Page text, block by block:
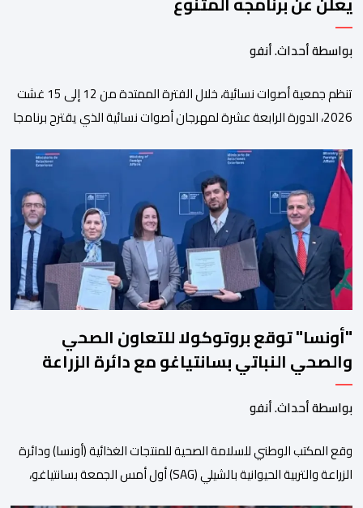
بواسطة أحداث. أنفو
تنظم جمعية أصوات نسائية، خلال الفترة الممتدة من 12 إلى 15 غشت
2026، الدورة الرابعة عشرة لمهرجان أصوات نسائية الذي يقترح برنامجا
الاجتماعية والتضامنية والإنسانية. ووفق بلاغ للمنظمين، تقترح هذه
الدورة، التي تنظم تحت الرعاية السامية لصاحب الجلالة الملك محمد
السادس، تحت شعار “سيدات البحر الأبيض المتوسط، […]
"أونسا" توقع بروتوكولا للتعاون الصحي
والصحي النباتي بسانتياغو مع دائرة الزراعة
وتربية المواشي
بواسطة أحداث. أنفو
وقع المكتب الوطني للسلامة الصحية للمنتجات الغذائية (أونسا) ودائرة
الزراعة والتربية الحيوانية بالشيلي (SAG) أول أمس الجمعة بسانتياغو،